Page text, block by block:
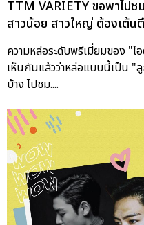
TTM VARIETY ขอพาไปช
สาวน้อย สาวใหญ่ ต้องเต้น
ความหล่อระดับพรีเมี่ยมของ "ไ
เห็นกันแล้วว่าหล่อแบบนี้เป็น "ลู
บ้าง ไปชม....